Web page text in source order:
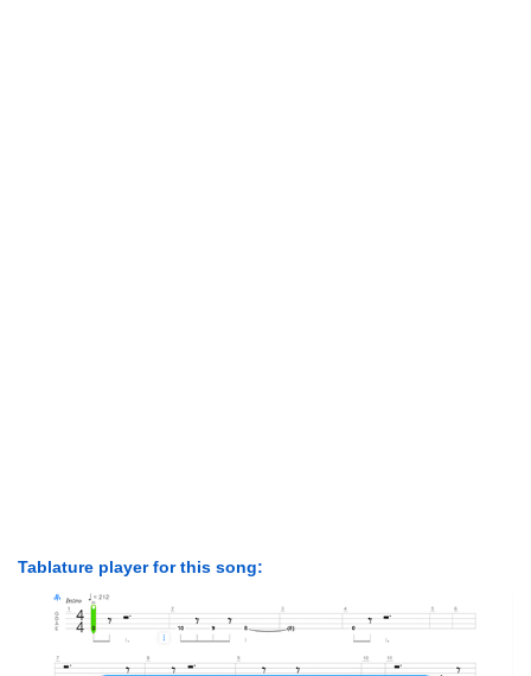
Tablature player for this song: